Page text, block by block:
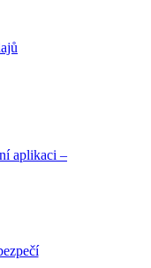
aplikaci –